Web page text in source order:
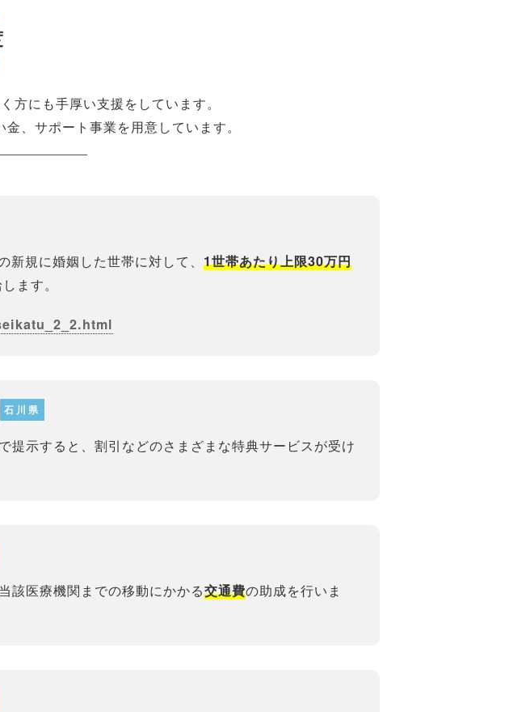
方にも手厚い支援をしています。
、サポート事業を用意しています。
規に婚姻した世帯に対して、 1世帯あたり上限30万円
ます。
石川県
示すると、割引などのさまざまな特典サービスが受け
該医療機関までの移動にかかる交通費の助成を行いま